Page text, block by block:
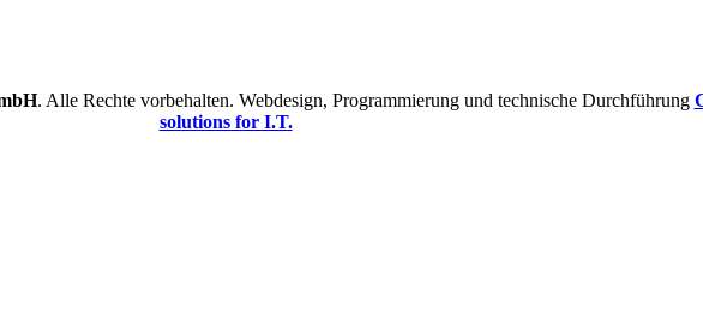
. Alle Rechte vorbehalten. Webdesign, Programmierung und technische Durchführung
solutions for I.T.